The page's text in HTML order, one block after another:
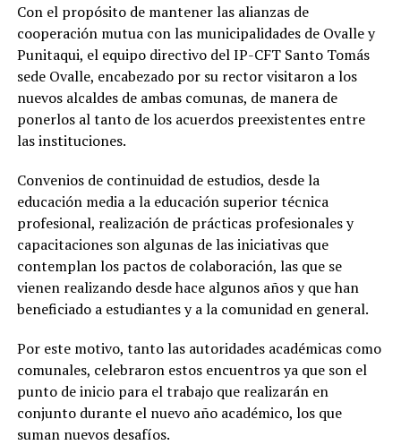
Con el propósito de mantener las alianzas de
cooperación mutua con las municipalidades de Ovalle y
Punitaqui, el equipo directivo del IP-CFT Santo Tomás
sede Ovalle, encabezado por su rector visitaron a los
nuevos alcaldes de ambas comunas, de manera de
ponerlos al tanto de los acuerdos preexistentes entre
las instituciones.
Convenios de continuidad de estudios, desde la
educación media a la educación superior técnica
profesional, realización de prácticas profesionales y
capacitaciones son algunas de las iniciativas que
contemplan los pactos de colaboración, las que se
vienen realizando desde hace algunos años y que han
beneficiado a estudiantes y a la comunidad en general.
Por este motivo, tanto las autoridades académicas como
comunales, celebraron estos encuentros ya que son el
punto de inicio para el trabajo que realizarán en
conjunto durante el nuevo año académico, los que
suman nuevos desafíos.